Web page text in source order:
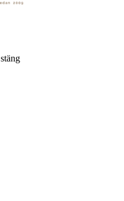
stäng